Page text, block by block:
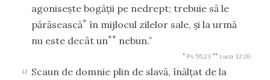
agoniseşte bogăţii pe nedrept; trebuie să le
părăsească* în mijlocul zilelor sale, şi la urmă
nu este decât un** nebun.”
* Ps 55:23 ** Luca 12:20
12
Scaun de domnie plin de slavă, înălţat de la